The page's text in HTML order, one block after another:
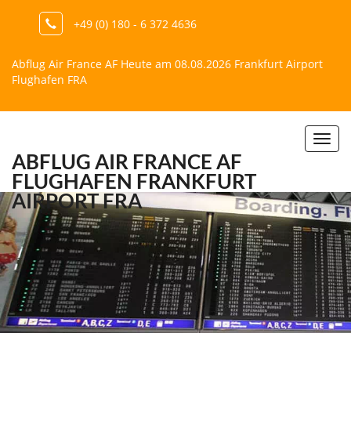
+49 (0) 180 - 6 372 4636
Abflug Air France AF Heute am 08.08.2026 Frankfurt Airport
Flughafen FRA
ABFLUG AIR FRANCE AF
FLUGHAFEN FRANKFURT
AIRPORT FRA